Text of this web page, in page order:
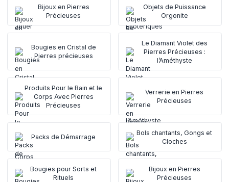
Bijoux en Pierres
Précieuses
Objets de Puissance
Orgonite
Bougies en Cristal de
Pierres précieuses
Le Diamant Violet des
Pierres Précieuses :
l’Améthyste
Produits Pour le Bain et le
Corps Avec Pierres
Précieuses
Verrerie en Pierres
Précieuses
Packs de Démarrage
Bols chantants, Gongs et
Cloches
Bougies pour Sorts et
Rituels
Bijoux en Pierres
Précieuses